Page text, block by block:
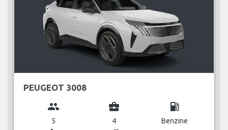
PEUGEOT 3008
group
5
business_center
4
local_gas_station
Benzine